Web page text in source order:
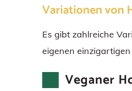
Variationen von
Es gibt zahlreiche
eigenen
Veganer